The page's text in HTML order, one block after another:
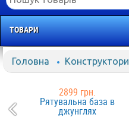
ТОВАРИ
Головна Конструктори
2899 грн.
Рятувальна база в
джунглях